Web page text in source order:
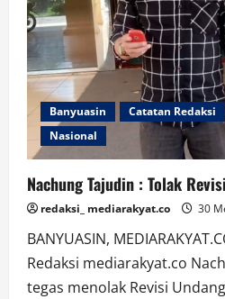
Banyuasin Catatan Redaksi
Nasional
Nachung Tajudin : Tolak
redaksi_ mediarakyat.co 30
BANYUASIN,
Redaksi mediarakyat.co
tegas menolak Revisi